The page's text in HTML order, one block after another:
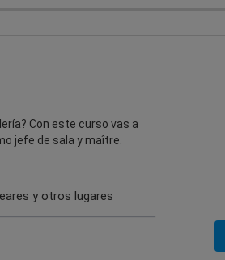
Con este curso vas a
jefe de sala y maître.
y otros lugares